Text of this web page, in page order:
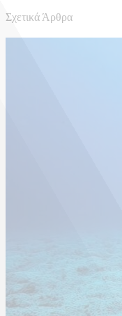
Σχετικά Άρθρα